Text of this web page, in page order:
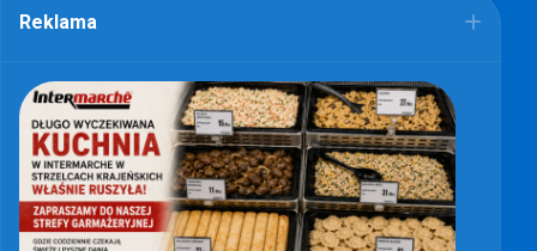
Reklama